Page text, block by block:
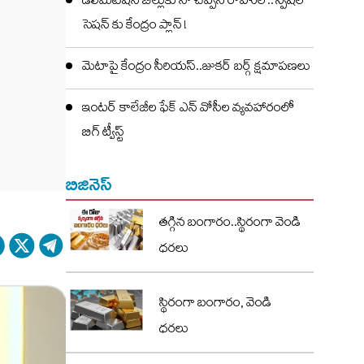
సెషన్ కు కేంద్రం ప్లాన్ !
మెటాపై కేంద్రం సీరియస్..జుకర్ బర్గ్ క్షమాపణలు
ఇంటర్ కాలేజీల ఫేక్ ఎన్ వోసీల వ్యవహారంలో
బిగ్ ట్వీస్ట్
బిజినెస్
తగ్గిన బంగారం..స్థిరంగా వెండి
ధరలు
స్థిరంగా బంగారం, వెండి
ధరలు